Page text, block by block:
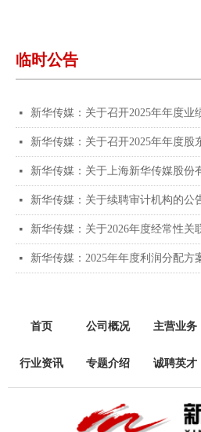
临时公告
넷 新华传媒：关于召开2025年年度业
넷 新华传媒：关于召开2025年年度股
넷 新华传媒：关于上海新华传媒股份
넷 新华传媒：关于续聘审计机构的公
넷 新华传媒：关于2026年度经常性关
넷 新华传媒：2025年年度利润分配方
首页 公司概况 主营业务
行业资讯 专题介绍 诚聘英才